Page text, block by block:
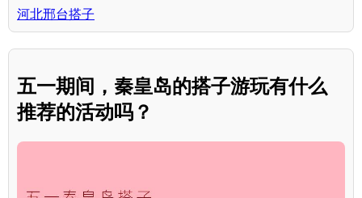
河北邢台搭子
五一期间，秦皇岛的搭子游玩有什么
推荐的活动吗？